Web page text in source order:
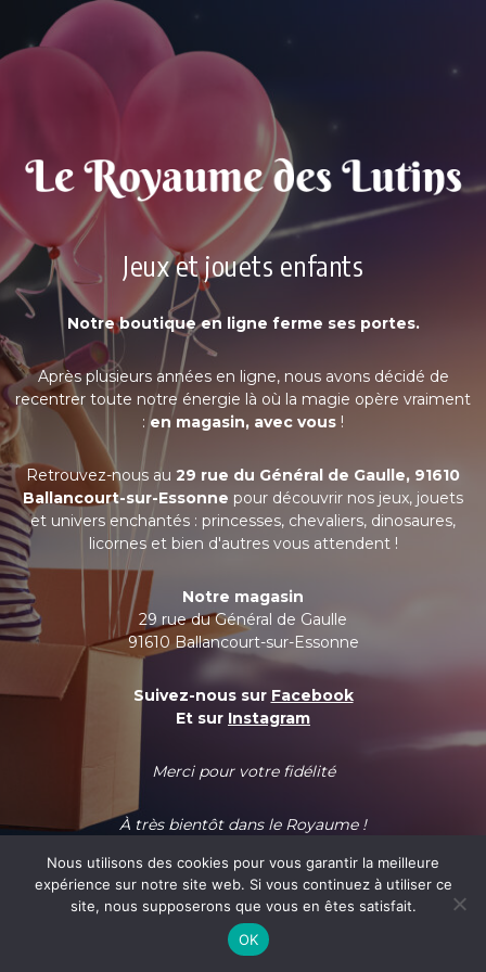
Jeux et jouets enfants
Notre boutique en ligne ferme ses portes.
Après plusieurs années en ligne, nous avons décidé de
recentrer toute notre énergie là où la magie opère vraiment
:en magasin, avec vous !
Retrouvez-nous au 29 rue du Général de Gaulle, 91610
Ballancourt-sur-Essonne pour découvrir nos jeux, jouets
et univers enchantés : princesses, chevaliers, dinosaures,
licornes et bien d'autres vous attendent !
Notre magasin
29 rue du Général de Gaulle
91610 Ballancourt-sur-Essonne
Suivez-nous sur Facebook
Et sur Instagram
Merci pour votre fidélité
À très bientôt dans le Royaume !
Nous utilisons des cookies pour vous garantir la meilleure
expérience sur notre site web. Si vous continuez à utiliser ce
site, nous supposerons que vous en êtes satisfait.
OK